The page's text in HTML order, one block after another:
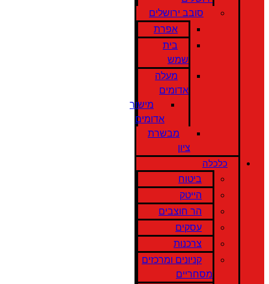
סובב ירושלים
אפרת
בית
שמש
מעלה
אדומים
מישור
אדומים
מבשרת
ציון
כלכלה
ביטוח
הייטק
הר חוצבים
עסקים
צרכנות
קניונים ומרכזים
מסחריים